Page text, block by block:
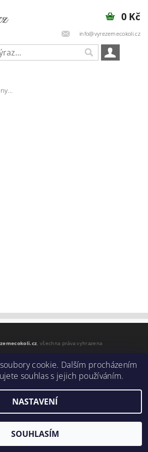
info@vyrezemecokoli.cz
0 Kč
, všechna práva vyhrazena
Vytvořil Shoptet
cookie. Dalším procházením
souhlas s jejich používáním.
NASTAVENÍ
SOUHLASÍM